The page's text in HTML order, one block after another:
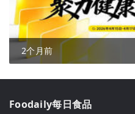
2个月前
Foodaily每日食品